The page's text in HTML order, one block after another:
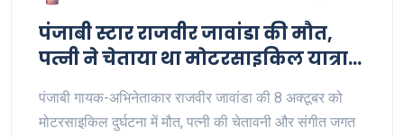
पंजाबी स्टार राजवीर जावांडा की मौत,
पत्नी ने चेताया था मोटरसाइकिल यात्रा
पंजाबी गायक-अभिनेताकार राजवीर जावांडा की 8 अक्टूबर को
मोटरसाइकिल दुर्घटना में मौत, पत्नी की चेतावनी और संगीत जगत